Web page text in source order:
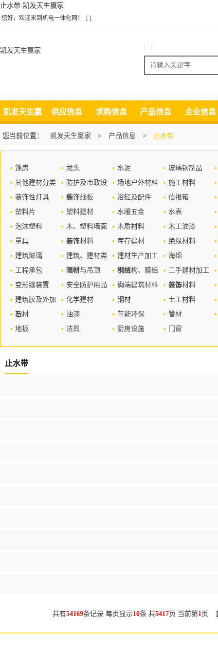
止水带-凯发天生赢家
您好，欢迎来到机电一体化网！ [ ]
凯发天生赢家
搜索
凯发天生赢
家
供应信息 求购信息 产品信息 企业信息
您当前位置： 凯发天生赢家 > 产品信息 > 止水带
篷房 龙头 水泥
玻璃钢制品
其他建材分类
防护及市政设
施
场地户外材料
施工材料
装饰性灯具
装饰线板 浴缸及配件
信报箱
塑料片
塑料建材 水暖五金
水表
泡沫塑料
木、塑料墙面
装饰材料
木质材料
木工油漆
量具
沥青 库存建材
绝缘材料
建筑玻璃
建筑、建材类
管材
建材生产加工
机械
海绵
工程承包
隔断与吊顶
钢结构、膜结
构
二手建材加工
设备
变形缝装置 安全防护用品 高端建筑材料
装饰材料
建筑胶及外加
剂
化学建材 钢材
土工材料
石材
油漆 节能环保
管材
地板
洁具 厨房设施 门窗
止水带
共有54169条记录 每页显示10条 共5417页 当前第1页